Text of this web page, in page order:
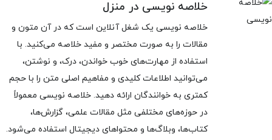
خلاصه نویسی در منزل
خلاصه نویسی یک شغل آنلاین است که در آن متون و
مقالات را به صورت مختصر و مفید خلاصه می‌کنید. با
استفاده از مهارت‌های خوب خواندن، درک، و نوشتن،
می‌توانید اطلاعات کلیدی و مفاهیم اصلی متن را با حجم
کمتری به خوانندگان ارائه دهید. خلاصه نویسی معمولاً
در حوزه‌های مختلفی مثل مقالات علمی، گزارش‌ها،
کتاب‌ها، وبلاگ‌ها و محتواهای دیجیتال استفاده می‌شود.